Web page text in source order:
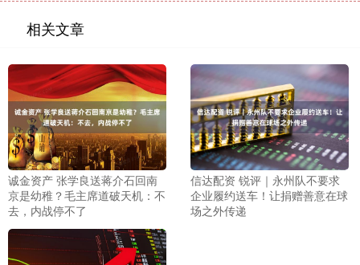
相关文章
诚金资产 张学良送蒋介石回南
京是幼稚？毛主席道破天机：不
去，内战停不了
信达配资 锐评｜永州队不要求
企业履约送车！让捐赠善意在球
场之外传递